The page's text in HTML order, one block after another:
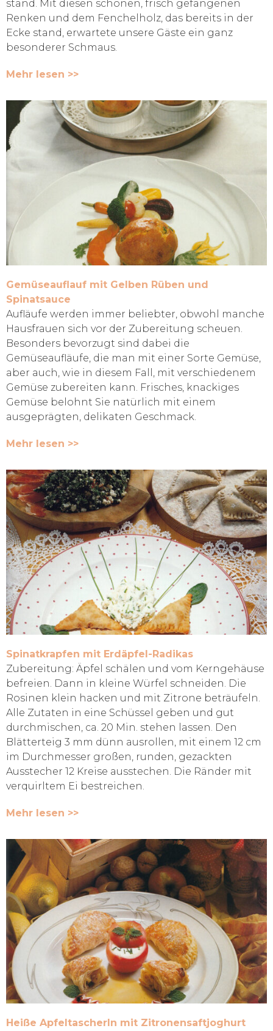
stand. Mit diesen schönen, frisch gefangenen
Renken und dem Fenchelholz, das bereits in der
Ecke stand, erwartete unsere Gäste ein ganz
besonderer Schmaus.
Mehr lesen >>
Gemüseauflauf mit Gelben Rüben und
Spinatsauce
Aufläufe werden immer beliebter, obwohl manche
Hausfrauen sich vor der Zubereitung scheuen.
Besonders bevorzugt sind dabei die
Gemüseaufläufe, die man mit einer Sorte Gemüse,
aber auch, wie in diesem Fall, mit verschiedenem
Gemüse zubereiten kann. Frisches, knackiges
Gemüse belohnt Sie natürlich mit einem
ausgeprägten, delikaten Geschmack.
Mehr lesen >>
Spinatkrapfen mit Erdäpfel-Radikas
Zubereitung: Äpfel schälen und vom Kerngehäuse
befreien. Dann in kleine Würfel schneiden. Die
Rosinen klein hacken und mit Zitrone beträufeln.
Alle Zutaten in eine Schüssel geben und gut
durchmischen, ca. 20 Min. stehen lassen. Den
Blätterteig 3 mm dünn ausrollen, mit einem 12 cm
im Durchmesser großen, runden, gezackten
Ausstecher 12 Kreise ausstechen. Die Ränder mit
verquirltem Ei bestreichen.
Mehr lesen >>
Heiße Apfeltascherln mit Zitronensaftjoghurt